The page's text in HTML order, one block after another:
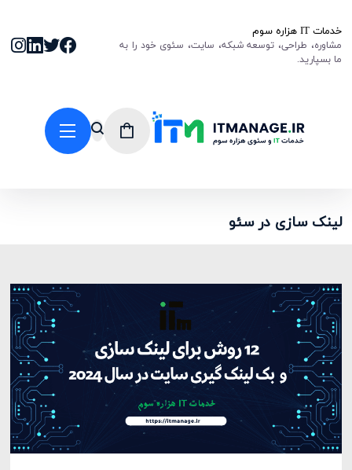
خدمات IT هزاره سوم
مشاوره، طراحی، توسعه شبکه، سایت، سئوی خود را به
ما بسپارید.
لینک سازی در سئو